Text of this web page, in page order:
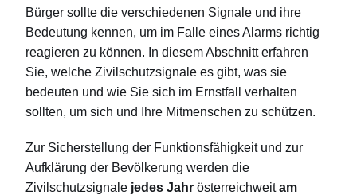
Bürger sollte die verschiedenen Signale und ihre
Bedeutung kennen, um im Falle eines Alarms richtig
reagieren zu können. In diesem Abschnitt erfahren
Sie, welche Zivilschutzsignale es gibt, was sie
bedeuten und wie Sie sich im Ernstfall verhalten
sollten, um sich und Ihre Mitmenschen zu schützen.
Zur Sicherstellung der Funktionsfähigkeit und zur
Aufklärung der Bevölkerung werden die
Zivilschutzsignale jedes Jahrösterreichweitam